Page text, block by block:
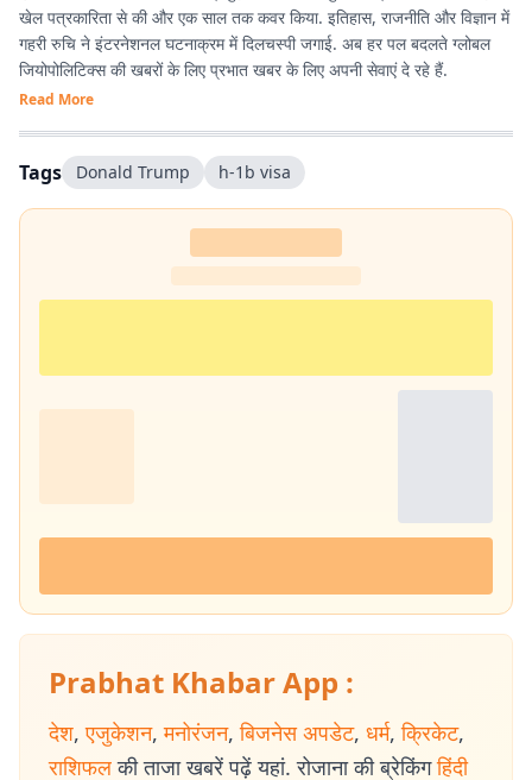
खेल पत्रकारिता से की और एक साल तक कवर किया. इतिहास, राजनीति और विज्ञान में
गहरी रुचि ने इंटरनेशनल घटनाक्रम में दिलचस्पी जगाई. अब हर पल बदलते ग्लोबल
जियोपोलिटिक्स की खबरों के लिए प्रभात खबर के लिए अपनी सेवाएं दे रहे हैं.
Read More
Tags Donald Trump h-1b visa
Prabhat Khabar App :
देश, एजुकेशन, मनोरंजन, बिजनेस अपडेट, धर्म, क्रिकेट,
राशिफल की ताजा खबरें पढ़ें यहां. रोजाना की ब्रेकिंग हिंदी